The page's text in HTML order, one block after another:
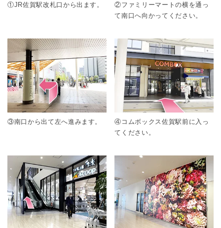
①JR佐賀駅改札口から出ます。
②ファミリーマートの横を通っ
て南口へ向かってください。
③南口から出て左へ進みます。
④コムボックス佐賀駅前に入っ
てください。